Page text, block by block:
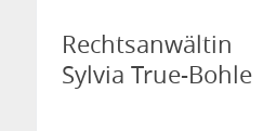
Rechtsanwältin
Sylvia True-Bohle